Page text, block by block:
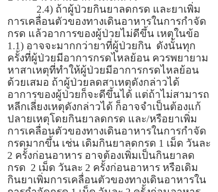
2.4) ถ้าผู้ป่วยกินยาลดกรด และยาเพิ่ม
การเคลื่อนตัวของทางเดินอาหารในการกำจัด
กรด แล้วอาการของผู้ป่วยไม่ดีขึ้น เหตุในข้อ
1.1) อาจจะมากกว่ายาที่ผู้ป่วยกิน ดังนั้นทุก
ครั้งที่ผู้ป่วยมีอาการกรดไหลย้อน ควรพยายาม
หาสาเหตุที่ทำให้ผู้ป่วยมีอาการกรดไหลย้อน
ด้วยเสมอ ถ้าผู้ป่วยลดสาเหตุดังกล่าวได้
อาการของผู้ป่วยก็จะดีขึ้นได้ แต่ถ้าไม่สามารถ
หลีกเลี่ยงเหตุดังกล่าวได้ ก็อาจจำเป็นต้องแก้
ปลายเหตุโดยกินยาลดกรด และ/หรือยาเพิ่ม
การเคลื่อนตัวของทางเดินอาหารในการกำจัด
กรดมากขึ้น เช่น เดิมกินยาลดกรด 1 เม็ด วันละ
2 ครั้งก่อนอาหาร อาจต้องเพิ่มเป็นกินยาลด
กรด 2 เม็ด วันละ 2 ครั้งก่อนอาหาร หรือเดิม
กินยาเพิ่มการเคลื่อนตัวของทางเดินอาหารใน